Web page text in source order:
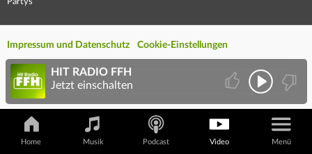
Impressum und Datenschutz Cookie-Einstellungen
Home Musik Podcast Video Menü
HIT RADIO FFH
Jetzt einschalten